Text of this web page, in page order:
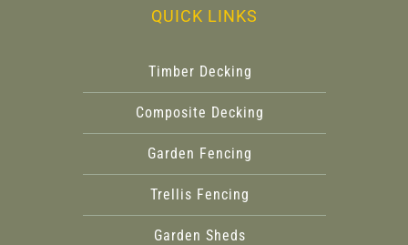
QUICK LINKS
Timber Decking
Composite Decking
Garden Fencing
Trellis Fencing
Garden Sheds